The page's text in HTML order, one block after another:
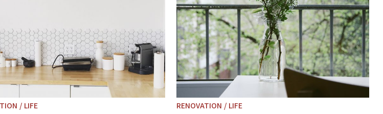
LIFE RENOVATION LIFE